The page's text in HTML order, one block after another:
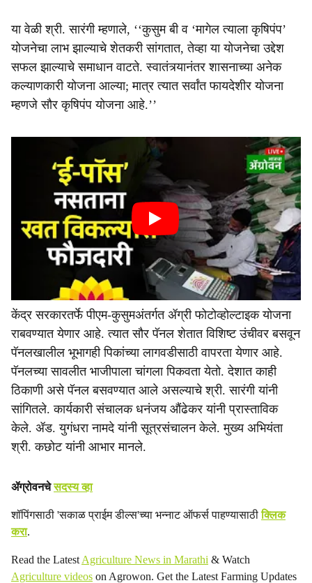
या वेळी श्री. सारंगी म्हणाले, ‘‘कुसुम बी व ‘मागेल त्याला कृषिपंप’
योजनेचा लाभ झाल्याचे शेतकरी सांगतात, तेव्हा या योजनेचा उद्देश
सफल झाल्याचे समाधान वाटते. स्वातंत्र्यानंतर शासनाच्या अनेक
कल्याणकारी योजना आल्या; मात्र त्यात सर्वांत फायदेशीर योजना
म्हणजे सौर कृषिपंप योजना आहे.’’
केंद्र सरकारतर्फे पीएम-कुसुमअंतर्गत ॲग्री फोटोव्होल्टाइक योजना
राबवण्यात येणार आहे. त्यात सौर पॅनल शेतात विशिष्ट उंचीवर बसवून
पॅनलखालील भूभागही पिकांच्या लागवडीसाठी वापरता येणार आहे.
पॅनलच्या सावलीत भाजीपाला चांगला पिकवता येतो. देशात काही
ठिकाणी असे पॅनल बसवण्यात आले असल्याचे श्री. सारंगी यांनी
सांगितले. कार्यकारी संचालक धनंजय औंढेकर यांनी प्रास्ताविक
केले. ॲड. युगंधरा नामदे यांनी सूत्रसंचालन केले. मुख्य अभियंता
श्री. कछोट यांनी आभार मानले.
ॲग्रोवनचेसदस्य व्हा
शॉपिंगसाठी 'सकाळ प्राईम डील्स'च्या भन्नाट ऑफर्स पाहण्यासाठीक्लिक
करा.
Read the Latest Agriculture News in Marathi & Watch
Agriculture videos on Agrowon. Get the Latest Farming Updates